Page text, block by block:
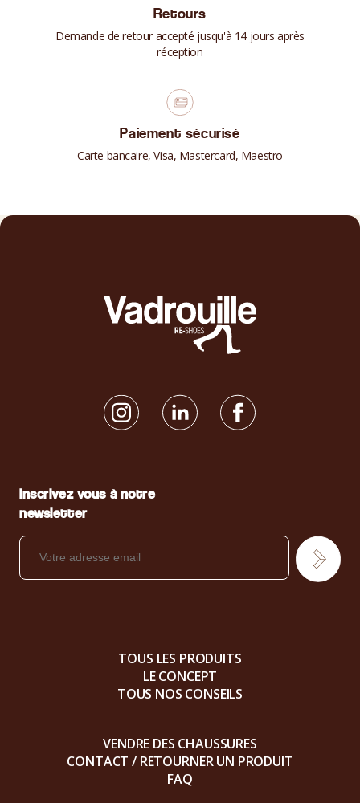
Retours
Demande de retour accepté jusqu'à 14 jours après
réception
Paiement sécurisé
Carte bancaire, Visa, Mastercard, Maestro
Inscrivez vous à notre
newsletter
TOUS LES PRODUITS
LE CONCEPT
TOUS NOS CONSEILS
VENDRE DES CHAUSSURES
CONTACT / RETOURNER UN PRODUIT
FAQ